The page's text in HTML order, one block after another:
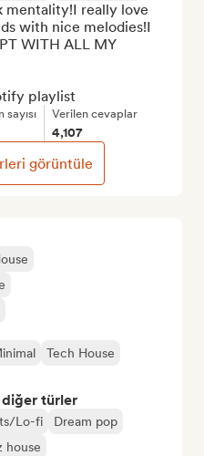
Tech House
diğer türler
Lo-fi
Dream pop
house
really love
with nice melodies!I
WITH ALL MY
playlist
sayısı Verilen cevaplar
4,107
görüntüle